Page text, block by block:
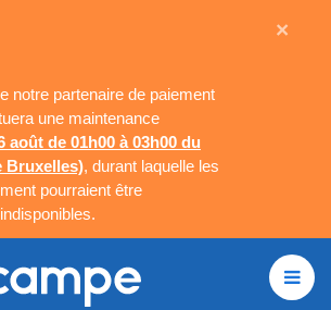
notre partenaire de paiement
une maintenance
août de 01h00 à 03h00 du
Bruxelles), durant laquelle les
pourraient être
×